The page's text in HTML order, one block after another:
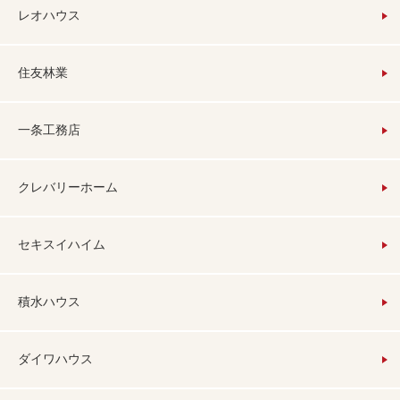
レオハウス
住友林業
一条工務店
クレバリーホーム
セキスイハイム
積水ハウス
ダイワハウス